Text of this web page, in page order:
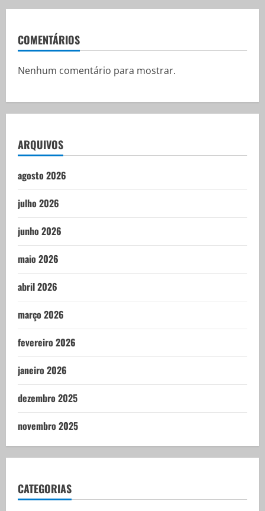
COMENTÁRIOS
Nenhum comentário para mostrar.
ARQUIVOS
agosto 2026
julho 2026
junho 2026
maio 2026
abril 2026
março 2026
fevereiro 2026
janeiro 2026
dezembro 2025
novembro 2025
CATEGORIAS